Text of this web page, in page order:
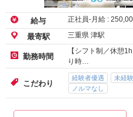
給与 正社員-月給 :
最寄駅 三重県 津駅
勤務時間
【シフト制／休憩
り時…
こだわり
経験者優遇 未経
ノルマなし